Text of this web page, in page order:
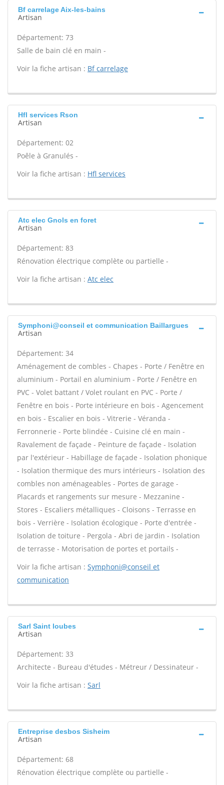
Bf carrelage Aix-les-bains
Artisan
Département: 73
Salle de bain clé en main -
Voir la fiche artisan : Bf carrelage
Hfl services Rson
Artisan
Département: 02
Poêle à Granulés -
Voir la fiche artisan : Hfl services
Atc elec Gnols en foret
Artisan
Département: 83
Rénovation électrique complète ou partielle -
Voir la fiche artisan : Atc elec
Symphoni@conseil et communication Baillargues
Artisan
Département: 34
Aménagement de combles - Chapes - Porte / Fenêtre en
aluminium - Portail en aluminium - Porte / Fenêtre en
PVC - Volet battant / Volet roulant en PVC - Porte /
Fenêtre en bois - Porte intérieure en bois - Agencement
en bois - Escalier en bois - Vitrerie - Véranda -
Ferronnerie - Porte blindée - Cuisine clé en main -
Ravalement de façade - Peinture de façade - Isolation
par l'extérieur - Habillage de façade - Isolation phonique
- Isolation thermique des murs intérieurs - Isolation des
combles non aménageables - Portes de garage -
Placards et rangements sur mesure - Mezzanine -
Stores - Escaliers métalliques - Cloisons - Terrasse en
bois - Verrière - Isolation écologique - Porte d'entrée -
Isolation de toiture - Pergola - Abri de jardin - Isolation
de terrasse - Motorisation de portes et portails -
Voir la fiche artisan : Symphoni@conseil et
communication
Sarl Saint loubes
Artisan
Département: 33
Architecte - Bureau d'études - Métreur / Dessinateur -
Voir la fiche artisan : Sarl
Entreprise desbos Sisheim
Artisan
Département: 68
Rénovation électrique complète ou partielle -